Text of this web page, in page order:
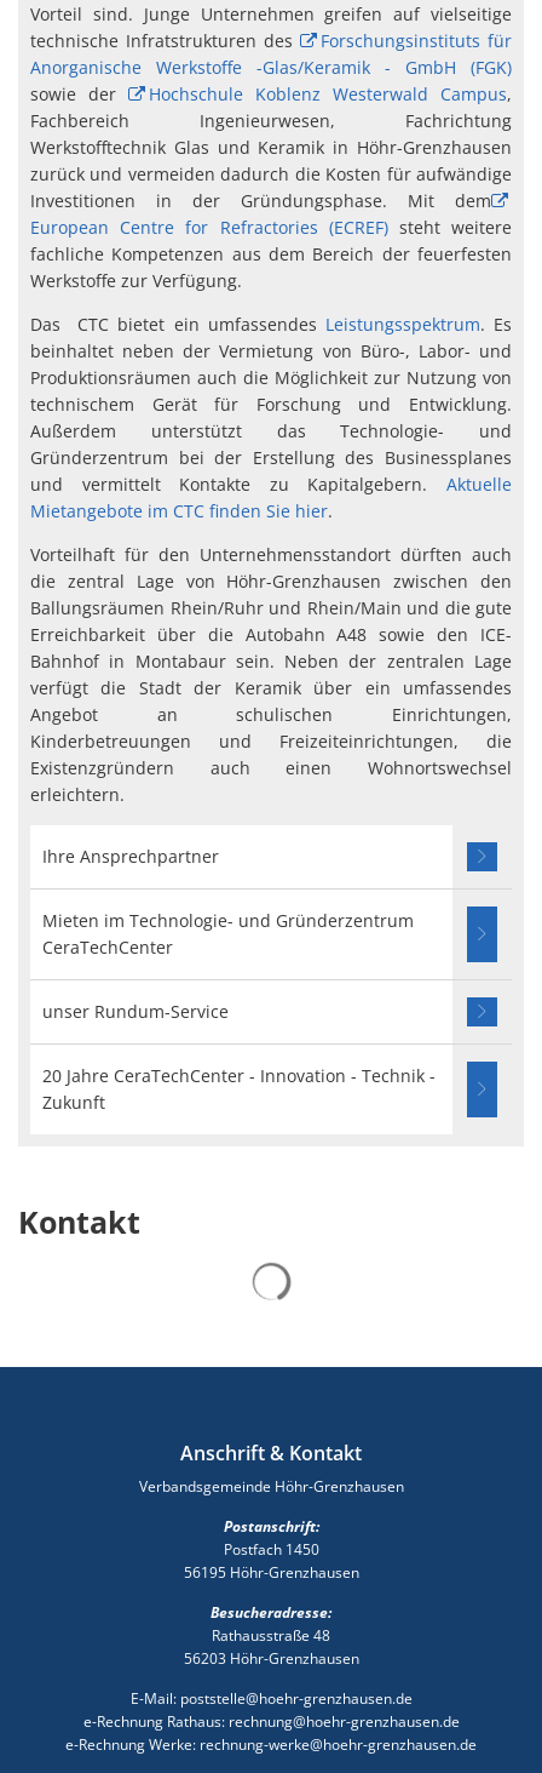
Vorteil sind. Junge Unternehmen greifen auf vielseitige
technische Infratstrukturen des
Forschungsinstituts für
Anorganische Werkstoffe -Glas/Keramik - GmbH (FGK)
sowie der
Hochschule Koblenz Westerwald Campus,
Fachbereich Ingenieurwesen, Fachrichtung
Werkstofftechnik Glas und Keramik in Höhr-Grenzhausen
zurück und vermeiden dadurch die Kosten für aufwändige
Investitionen in der Gründungsphase. Mit dem
European Centre for Refractories (ECREF)steht weitere
fachliche Kompetenzen aus dem Bereich der feuerfesten
Werkstoffe zur Verfügung.
Das CTC bietet ein umfassendes Leistungsspektrum. Es
beinhaltet neben der Vermietung von Büro-, Labor- und
Produktionsräumen auch die Möglichkeit zur Nutzung von
technischem Gerät für Forschung und Entwicklung.
Außerdem unterstützt das Technologie- und
Gründerzentrum bei der Erstellung des Businessplanes
und vermittelt Kontakte zu Kapitalgebern. Aktuelle
Mietangebote im CTC finden Sie hier.
Vorteilhaft für den Unternehmensstandort dürften auch
die zentral Lage von Höhr-Grenzhausen zwischen den
Ballungsräumen Rhein/Ruhr und Rhein/Main und die gute
Erreichbarkeit über die Autobahn A48 sowie den ICE-
Bahnhof in Montabaur sein. Neben der zentralen Lage
verfügt die Stadt der Keramik über ein umfassendes
Angebot an schulischen Einrichtungen,
Kinderbetreuungen und Freizeiteinrichtungen, die
Existenzgründern auch einen Wohnortswechsel
erleichtern.
Ihre Ansprechpartner
Mieten im Technologie- und Gründerzentrum
CeraTechCenter
unser Rundum-Service
20 Jahre CeraTechCenter - Innovation - Technik -
Zukunft
Kontakt
Anschrift & Kontakt
Verbandsgemeinde Höhr-Grenzhausen
Postanschrift:
Postfach 1450
56195 Höhr-Grenzhausen
Besucheradresse:
Rathausstraße 48
56203 Höhr-Grenzhausen
E-Mail: poststelle@hoehr-grenzhausen.de
e-Rechnung Rathaus: rechnung@hoehr-grenzhausen.de
e-Rechnung Werke: rechnung-werke@hoehr-grenzhausen.de